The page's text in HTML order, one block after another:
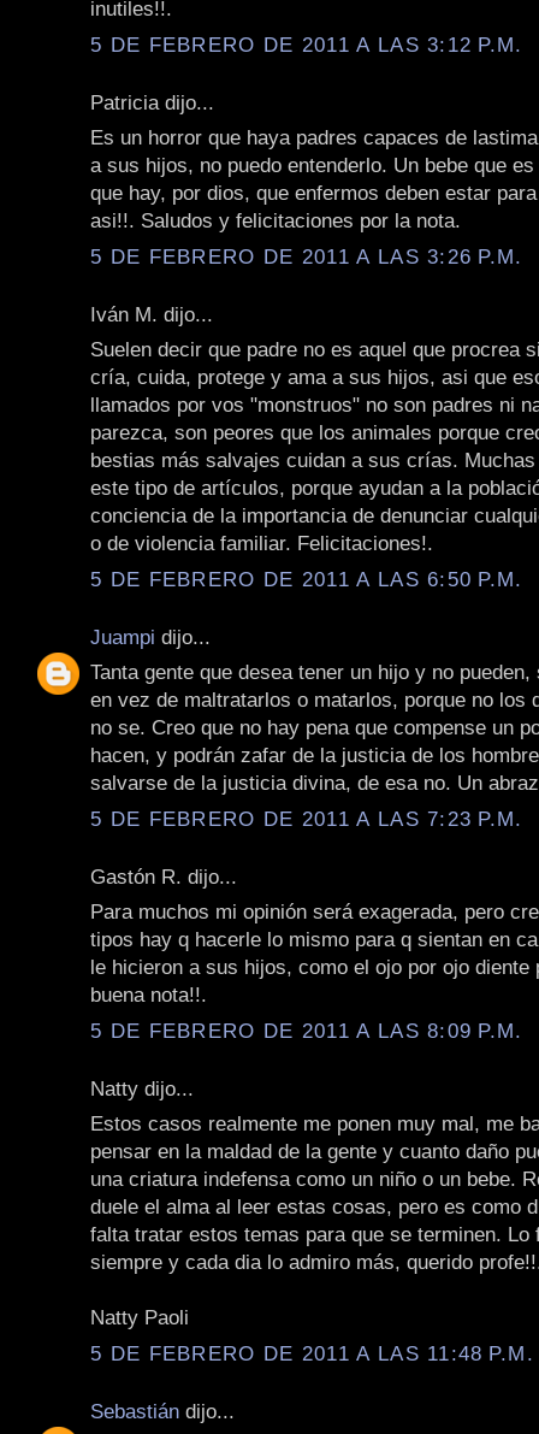
inutiles!!.
5 DE FEBRERO DE 2011 A LAS 3:12 P.M.
Patricia dijo...
Es un horror que haya padres capaces de
a sus hijos, no puedo entenderlo. Un bebe que
que hay, por dios, que enfermos deben estar
asi!!. Saludos y felicitaciones por la nota.
5 DE FEBRERO DE 2011 A LAS 3:26 P.M.
Iván M. dijo...
Suelen decir que padre no es aquel que procrea
cría, cuida, protege y ama a sus hijos, asi que
llamados por vos "monstruos" no son padres ni
parezca, son peores que los animales porque
bestias más salvajes cuidan a sus crías.
este tipo de artículos, porque ayudan a la
conciencia de la importancia de denunciar
o de violencia familiar. Felicitaciones!.
5 DE FEBRERO DE 2011 A LAS 6:50 P.M.
Juampi dijo...
Tanta gente que desea tener un hijo y no
en vez de maltratarlos o matarlos, porque no los
no se. Creo que no hay pena que compense un
hacen, y podrán zafar de la justicia de los
salvarse de la justicia divina, de esa no. Un
5 DE FEBRERO DE 2011 A LAS 7:23 P.M.
Gastón R. dijo...
Para muchos mi opinión será exagerada, pero
tipos hay q hacerle lo mismo para q sientan en
le hicieron a sus hijos, como el ojo por ojo diente
buena nota!!.
5 DE FEBRERO DE 2011 A LAS 8:09 P.M.
Natty dijo...
Estos casos realmente me ponen muy mal, me
pensar en la maldad de la gente y cuanto daño
una criatura indefensa como un niño o un bebe.
duele el alma al leer estas cosas, pero es como
falta tratar estos temas para que se terminen. Lo
siempre y cada dia lo admiro más, querido
Natty Paoli
5 DE FEBRERO DE 2011 A LAS 11:48 P.M.
Sebastián dijo...